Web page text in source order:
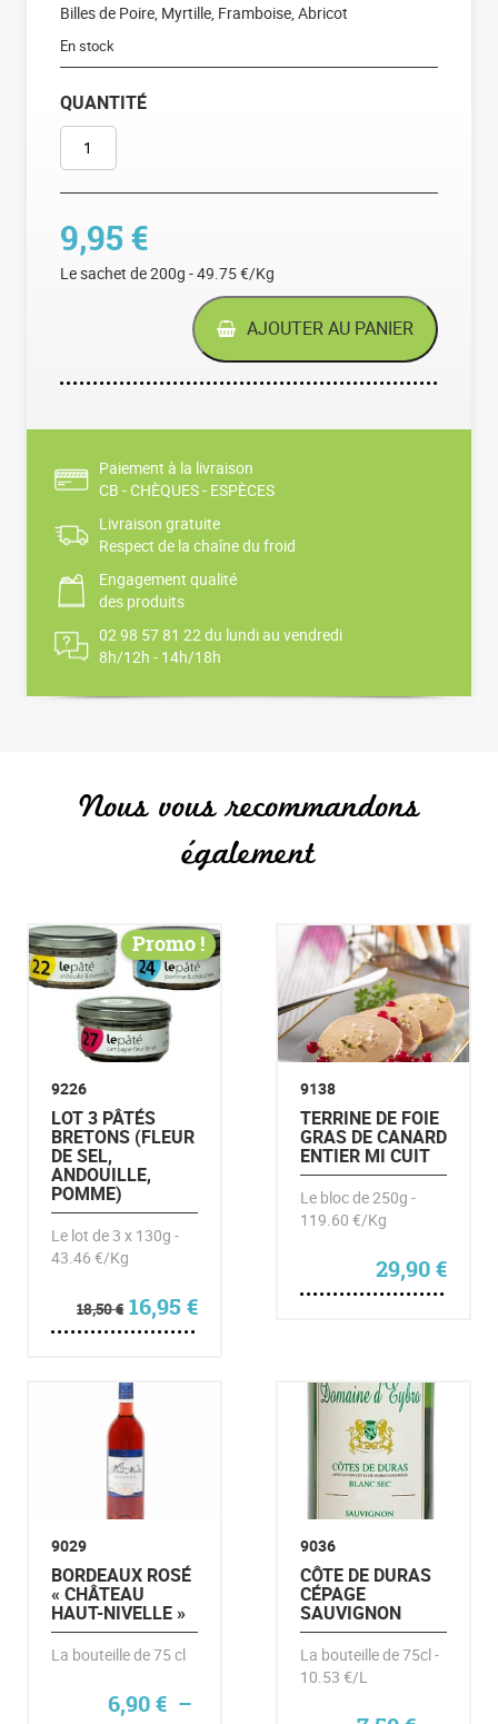
Billes de Poire, Myrtille, Framboise, Abricot
En stock
QUANTITÉ
QUANTITÉ DE PÂTES DE FRUITS
9,95€
Le sachet de 200g - 49.75 €/Kg
AJOUTER AU PANIER
Paiement à la livraison
CB - CHÈQUES - ESPÈCES
Livraison gratuite
Respect de la chaîne du froid
Engagement qualité
des produits
02 98 57 81 22 du lundi au vendredi
8h/12h - 14h/18h
Nous vous recommandons
également
Promo !
9226
LOT 3 PÂTÉS
BRETONS (FLEUR
DE SEL,
ANDOUILLE,
POMME)
Le lot de 3 x 130g -
43.46 €/Kg
18,50€ Le prix initial était : 18,50 €.
16,95€Le prix actuel est : 16,95 €.
9138
TERRINE DE FOIE
GRAS DE CANARD
ENTIER MI CUIT
Le bloc de 250g -
119.60 €/Kg
29,90€
9029
BORDEAUX ROSÉ
« CHÂTEAU
HAUT-NIVELLE »
La bouteille de 75 cl
6,90€ –
9036
CÔTE DE DURAS
CÉPAGE
SAUVIGNON
La bouteille de 75cl -
10.53 €/L